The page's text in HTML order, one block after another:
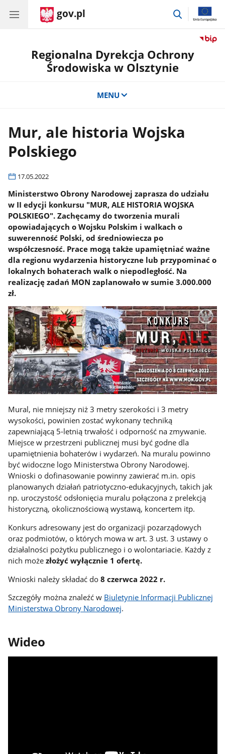
gov.pl
przejdź
Regionalna Dyrekcja Ochrony
Środowiska w Olsztynie
MENU
Mur, ale historia Wojska
Polskiego
17.05.2022
Ministerstwo Obrony Narodowej zaprasza do udziału
w II edycji konkursu "MUR, ALE HISTORIA WOJSKA
POLSKIEGO". Zachęcamy do tworzenia murali
opowiadających o Wojsku Polskim i walkach o
suwerenność Polski, od średniowiecza po
współczesność. Prace mogą także upamiętniać ważne
dla regionu wydarzenia historyczne lub przypominać o
lokalnych bohaterach walk o niepodległość. Na
realizację zadań MON zaplanowało w sumie 3.000.000
zł.
Mural, nie mniejszy niż 3 metry szerokości i 3 metry
wysokości, powinien zostać wykonany techniką
zapewniającą 5-letnią trwałość i odporność na zmywanie.
Miejsce w przestrzeni publicznej musi być godne dla
upamiętnienia bohaterów i wydarzeń. Na muralu powinno
być widoczne logo Ministerstwa Obrony Narodowej.
Wnioski o dofinasowanie powinny zawierać m.in. opis
planowanych działań patriotyczno-edukacyjnych, takich jak
np. uroczystość odsłonięcia muralu połączona z prelekcją
historyczną, okolicznościową wystawą, koncertem itp.
Konkurs adresowany jest do organizacji pozarządowych
oraz podmiotów, o których mowa w art. 3 ust. 3 ustawy o
działalności pożytku publicznego i o wolontariacie. Każdy z
nich możezłożyć wyłącznie 1 ofertę.
Wnioski należy składać do8 czerwca 2022 r.
Szczegóły można znaleźć w Biuletynie Informacji Publicznej
Ministerstwa Obrony Narodowej.
Wideo